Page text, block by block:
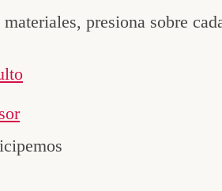
presiona sobre